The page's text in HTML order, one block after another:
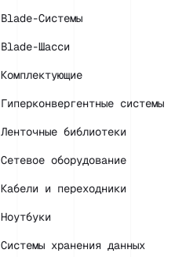
Blade-Системы
Blade-Шасси
Комплектующие
Гиперконвергентные системы
Ленточные библиотеки
Сетевое оборудование
Кабели и переходники
Ноутбуки
Системы хранения данных